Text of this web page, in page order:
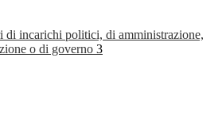
di incarichi politici, di amministrazione,
o di governo 3